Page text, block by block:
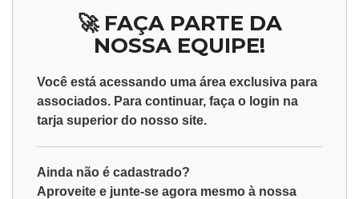
🚀 FAÇA PARTE DA
NOSSA EQUIPE!
Você está acessando uma área exclusiva para
associados. Para continuar, faça o login na
tarja superior do nosso site.
Ainda não é cadastrado?
Aproveite e junte-se agora mesmo à nossa